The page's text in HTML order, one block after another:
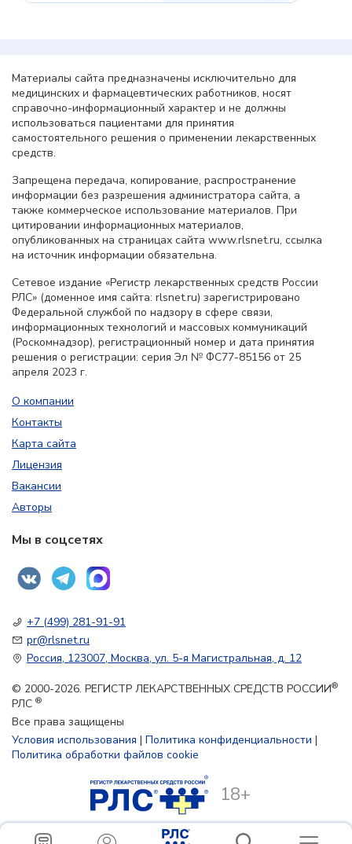
Материалы сайта предназначены исключительно для
медицинских и фармацевтических работников, носят
справочно-информационный характер и не должны
использоваться пациентами для принятия
самостоятельного решения о применении лекарственных
средств.
Запрещена передача, копирование, распространение
информации без разрешения администратора сайта, а
также коммерческое использование материалов. При
цитировании информационных материалов,
опубликованных на страницах сайта www.rlsnet.ru, ссылка
на источник информации обязательна.
Сетевое издание «Регистр лекарственных средств России
РЛС» (доменное имя сайта: rlsnet.ru) зарегистрировано
Федеральной службой по надзору в сфере связи,
информационных технологий и массовых коммуникаций
(Роскомнадзор), регистрационный номер и дата принятия
решения о регистрации: серия Эл № ФС77-85156 от 25
апреля 2023 г.
О компании
Контакты
Карта сайта
Лицензия
Вакансии
Авторы
Мы в соцсетях
+7 (499) 281-91-91
pr@rlsnet.ru
Россия, 123007, Москва, ул. 5-я Магистральная, д. 12
© 2000-2026. РЕГИСТР ЛЕКАРСТВЕННЫХ СРЕДСТВ РОССИИ®
РЛС ®
Все права защищены
Условия использования | Политика конфиденциальности |
Политика обработки файлов cookie
18+